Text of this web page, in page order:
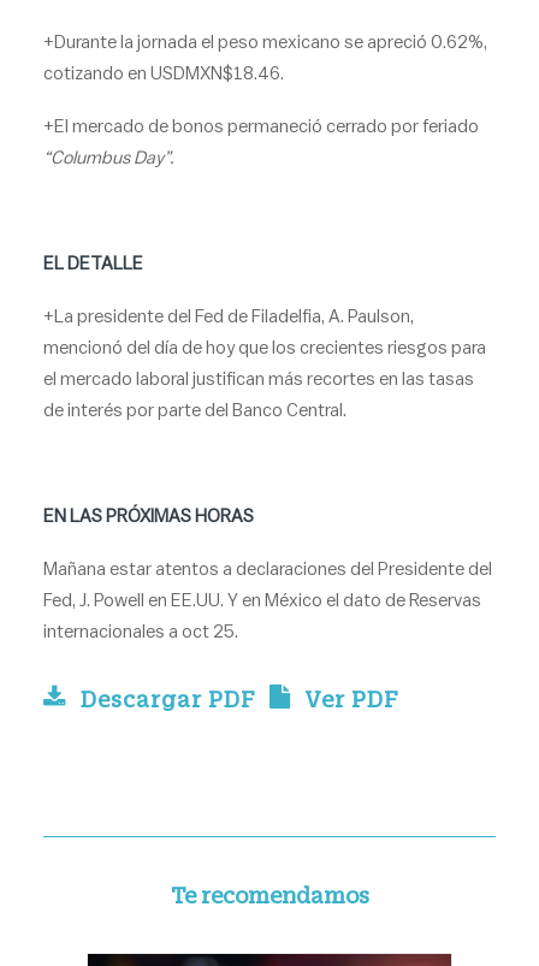
+Durante la jornada el peso mexicano se apreció 0.62%,
cotizando en USDMXN$18.46.
+El mercado de bonos permaneció cerrado por feriado
“Columbus Day”.
EL DETALLE
+La presidente del Fed de Filadelfia, A. Paulson,
mencionó del día de hoy que los crecientes riesgos para
el mercado laboral justifican más recortes en las tasas
de interés por parte del Banco Central.
EN LAS PRÓXIMAS HORAS
Mañana estar atentos a declaraciones del Presidente del
Fed, J. Powell en EE.UU. Y en México el dato de Reservas
internacionales a oct 25.
Descargar PDF Ver PDF
Te recomendamos